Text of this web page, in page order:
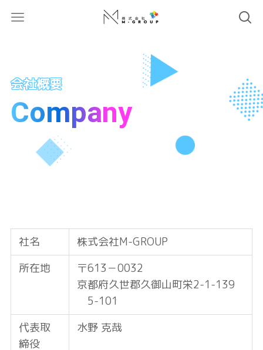
会社概要
Company
社名
株式会社M-GROUP
所在地
〒613－0032
京都府久世郡久御山町栄2-1-139
5-101
代表取
締役
水野 克哉